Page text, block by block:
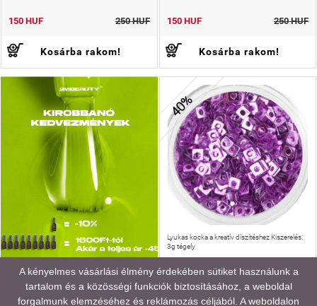
150 HUF 250 HUF
Kosárba rakom!
150 HUF 250 HUF
Kosárba rakom!
40%
Lyukas kocka a kreatív díszítéshez.Kiszerelés:
3g tégely
RETRO - S253
A kényelmes vásárlási élmény érdekében sütiket használunk a
tartalom és a közösségi funkciók biztosításához, a weboldal
forgalmunk elemzéséhez és reklámozás céljából. A weboldalon